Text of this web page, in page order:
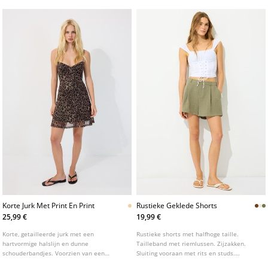
Korte Jurk Met Print En Print
25,99 €
Korte, getailleerde jurk met een
hartvormige halslijn en dunne
schouderbandjes. Voorzien van een
Rustieke Geklede Shorts
19,99 €
Rustieke shorts met halfhoge taille.
Tailleband met riemlussen. Zijzakken.
Sluiting vooraan met rits en studs.